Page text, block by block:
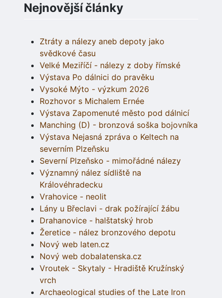
Nejnovější články
Ztráty a nálezy aneb depoty jako
svědkové času
Velké Meziříčí - nálezy z doby římské
Výstava Po dálnici do pravěku
Vysoké Mýto - výzkum 2026
Rozhovor s Michalem Ernée
Výstava Zapomenuté město pod dálnicí
Manching (D) - bronzová soška bojovníka
Výstava Nejasná zpráva o Keltech na
severním Plzeňsku
Severní Plzeňsko - mimořádné nálezy
Významný nález sídliště na
Královéhradecku
Vrahovice - neolit
Lány u Břeclavi - drak požírající žábu
Drahanovice - halštatský hrob
Žeretice - nález bronzového depotu
Nový web laten.cz
Nový web dobalatenska.cz
Vroutek - Skytaly - Hradiště Kružínský
vrch
Archaeological studies of the Late Iron